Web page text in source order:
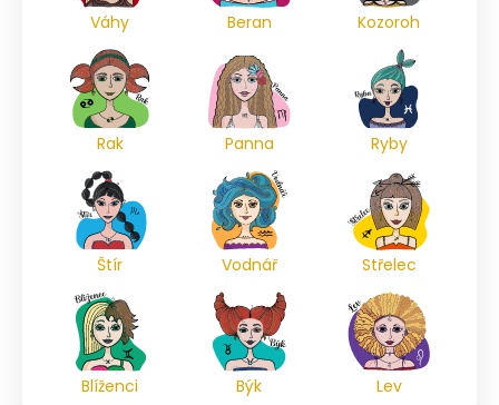
Váhy Beran Kozoroh
Rak Panna Ryby
Štír Vodnář Střelec
Blíženci Býk Lev